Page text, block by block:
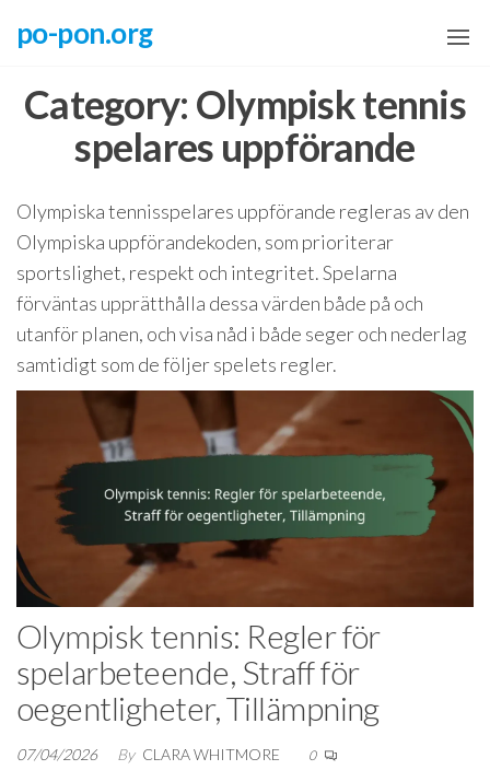
content
po-pon.org
Category: Olympisk tennis
spelares uppförande
Olympiska tennisspelares uppförande regleras av den
Olympiska uppförandekoden, som prioriterar
sportslighet, respekt och integritet. Spelarna
förväntas upprätthålla dessa värden både på och
utanför planen, och visa nåd i både seger och nederlag
samtidigt som de följer spelets regler.
Olympisk tennis: Regler för
spelarbeteende, Straff för
oegentligheter, Tillämpning
07/04/2026 By CLARA WHITMORE 0